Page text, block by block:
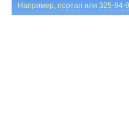
Например, порталили 325-94-